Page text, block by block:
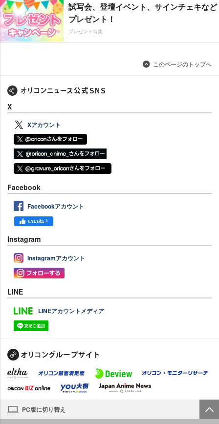
試写会、登壇イベント、サインチェキなど
プレゼント！
プレゼント特集
このページのトップへ
X
Xアカウント
Facebook
Facebookアカウント
Instagram
Instagramアカウント
LINE
LINEアカウントメディア
PC版に切り替え